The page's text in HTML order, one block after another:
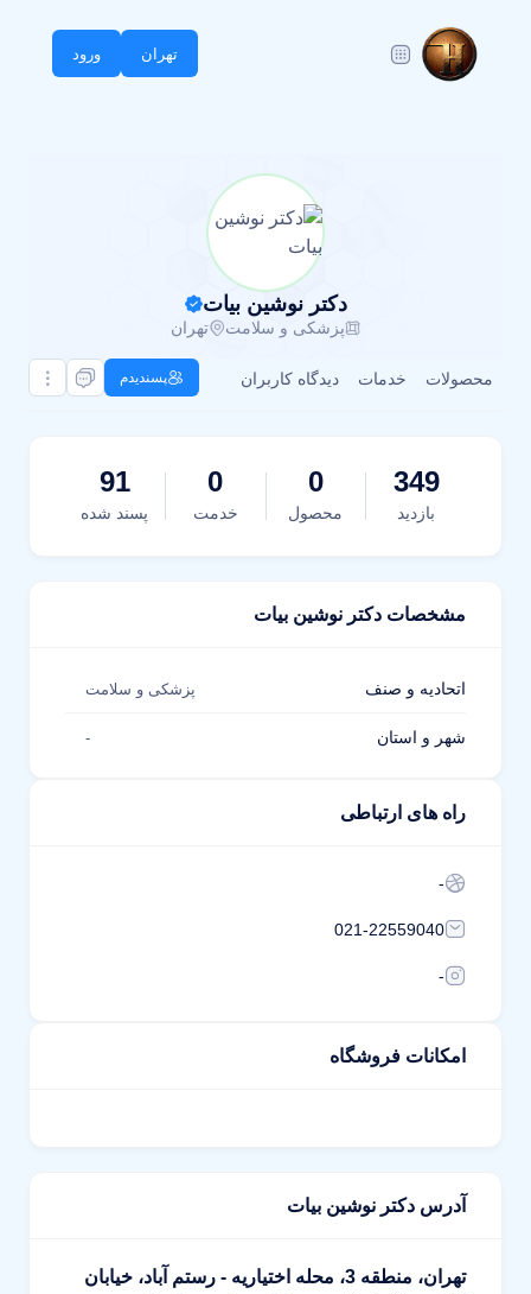
تهران ورود
دکتر نوشین بیات
پزشکی و سلامت تهران
محصولات خدمات دیدگاه کاربران پسندیدم
349
بازدید
0
محصول
0
خدمت
91
پسند شده
مشخصات دکتر نوشین بیات
اتحادیه و صنف پزشکی و سلامت
شهر و استان -
راه های ارتباطی
-
021-22559040
-
امکانات فروشگاه
آدرس دکتر نوشین بیات
تهران، منطقه 3، محله اختیاریه - رستم آباد، خیابان